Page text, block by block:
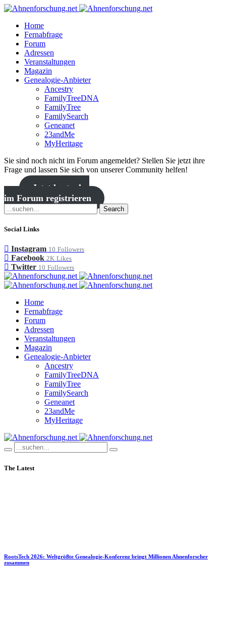
Home
Fernabfrage
Forum
Adressen
Veranstaltungen
Magazin
Genealogie-Anbieter
Ancestry
FamilyTreeDNA
FamilyTree
FamilySearch
Geneanet
23andMe
MyHeritage
Sie sind noch nicht im Forum angemeldet? Stellen Sie jetzt ihre
Frage und lassen Sie sich von unserer Community helfen!
Jetzt kostenlos
im Forum registrieren
Search
Social Links
Instagram 10 Followers
Facebook 2K Likes
Twitter 10 Followers
Home
Fernabfrage
Forum
Adressen
Veranstaltungen
Magazin
Genealogie-Anbieter
Ancestry
FamilyTreeDNA
FamilyTree
FamilySearch
Geneanet
23andMe
MyHeritage
The Latest
RootsTech 2026: Weltgrößte Genealogie-Konferenz bringt Millionen Ahnenforscher
zusammen